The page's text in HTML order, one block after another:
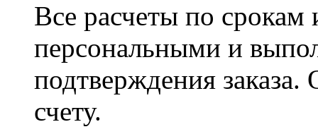
Все расчеты по срокам
персональными и
подтверждения заказа.
счету.